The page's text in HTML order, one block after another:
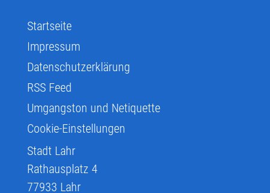
Startseite
Impressum
Datenschutzerklärung
RSS Feed
Umgangston und Netiquette
Cookie-Einstellungen
Stadt Lahr
Rathausplatz 4
77933 Lahr